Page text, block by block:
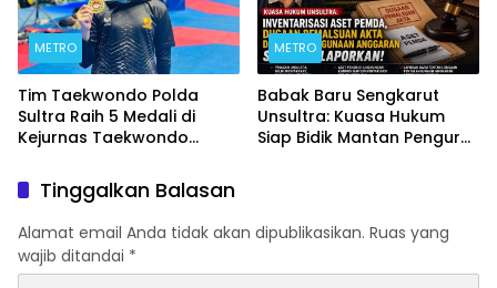
METRO
Tim Taekwondo Polda
Sultra Raih 5 Medali di
Kejurnas Taekwondo
METRO
Babak Baru Sengkarut
Unsultra: Kuasa Hukum
Siap Bidik Mantan Pengurus
Tinggalkan Balasan
Alamat email Anda tidak akan dipublikasikan. Ruas yang
wajib ditandai *